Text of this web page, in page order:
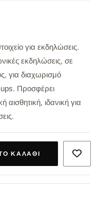
για εκδηλώσεις.
εκδηλώσεις, σε
για διαχωρισμό
Προσφέρει
αισθητική, ιδανική για
ΚΑΛΆΘΙ